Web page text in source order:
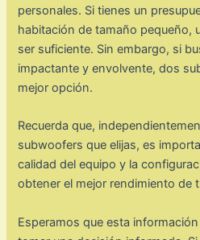
personales. Si tienes un
habitación de tamaño pequeño,
ser suficiente. Sin embargo, si
impactante y envolvente, dos
mejor opción.
Recuerda que,
subwoofers que elijas, es
calidad del equipo y la
obtener el mejor rendimiento de
Esperamos que esta